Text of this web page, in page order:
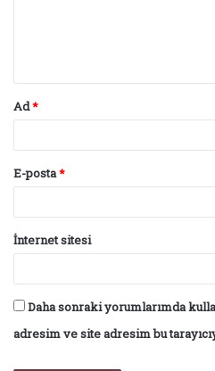
Ad*
E-posta*
İnternet sitesi
Daha sonraki yorumlarımda
adresim ve site adresim bu